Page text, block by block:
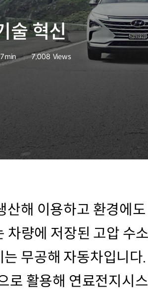
술 혁신
분량
7min 7,008 Views
산해 이용하고 환경에
차량에 저장된 고압 수
무공해 자동차입니다.
로 활용해 연료전지시